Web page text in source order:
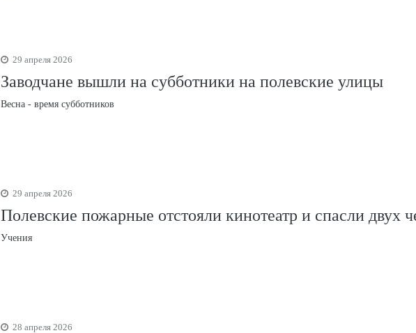
29 апреля 2026
Заводчане вышли на субботники на полевские улицы
Весна - время субботников
29 апреля 2026
Полевские пожарные отстояли кинотеатр и спасли двух
Учения
28 апреля 2026